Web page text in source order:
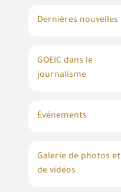
Dernières nouvelles
GOEIC dans le
journalisme
Événements
Galerie de photos et
de vidéos